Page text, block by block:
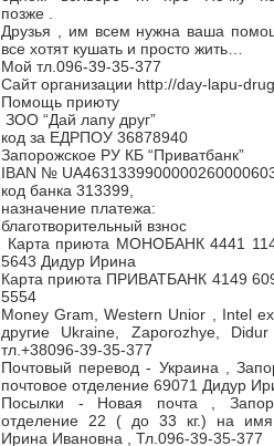
позже .
Друзья , им всем нужна ваша
все хотят кушать и просто жить…
Мой тл.096-39-35-377
Сайт организации http://day-lapu-
Помощь приюту
ЗОО “Дай лапу друг”
код за ЕДРПОУ 36878940
Запорожское РУ КБ “Приватбанк”
IBAN №
код банка 313399,
назначение платежа:
благотворительный взнос
Карта приюта МОНОБАНК 4441
5643 Дидур Ирина
Карта приюта ПРИВАТБАНК 4149
5554
Money Gram, Western Unior , Intel
другие Ukraine, Zaporozhye,
тл.+38096-39-35-377
Почтовый перевод - Украина ,
почтовое отделение 69071 Дидур
Посылки - Новая почта ,
отделение 22 ( до 33 кг.) на
Ирина Ивановна , Тл.096-39-35-377